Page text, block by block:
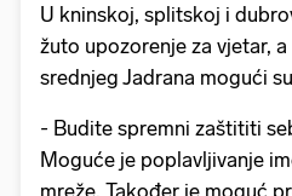
U kninskoj, splitskoj i
žuto upozorenje za vjetar,
srednjeg Jadrana mogući
- Budite spremni zaštititi
Moguće je poplavljivanje
mreže. Također je moguć